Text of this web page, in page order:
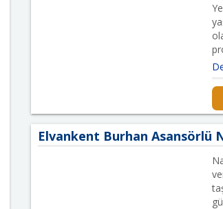
Elvankent Burhan Asansörlü